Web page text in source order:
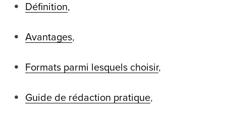
Définition,
Avantages,
Formats parmi lesquels choisir,
Guide de rédaction pratique,